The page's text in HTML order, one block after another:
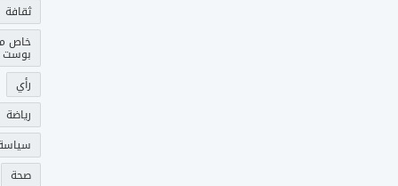
ثقافة
خاص
بوست
رأي
رياضة
صحة